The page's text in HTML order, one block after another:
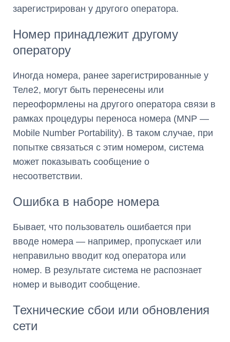
зарегистрирован у другого оператора.
Номер принадлежит другому
оператору
Иногда номера, ранее зарегистрированные у
Теле2, могут быть перенесены или
переоформлены на другого оператора связи в
рамках процедуры переноса номера (MNP —
Mobile Number Portability). В таком случае, при
попытке связаться с этим номером, система
может показывать сообщение о
несоответствии.
Ошибка в наборе номера
Бывает, что пользователь ошибается при
вводе номера — например, пропускает или
неправильно вводит код оператора или
номер. В результате система не распознает
номер и выводит сообщение.
Технические сбои или обновления
сети